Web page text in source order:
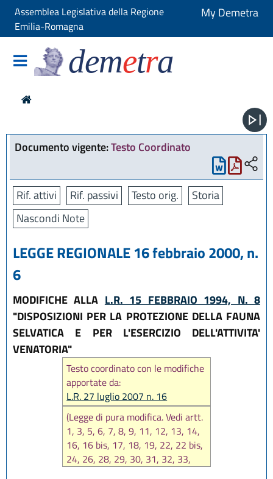
Assemblea Legislativa della Regione
Emilia-Romagna
My Demetra
demetra
Documento vigente:Testo Coordinato
Rif. attivi Rif. passivi Testo orig.
Storia
Nascondi Note
LEGGE REGIONALE 16 febbraio 2000, n.
6
MODIFICHE ALLA L.R. 15 FEBBRAIO 1994, N. 8
"DISPOSIZIONI PER LA PROTEZIONE DELLA FAUNA
SELVATICA E PER L'ESERCIZIO DELL'ATTIVITA'
VENATORIA"
Testo coordinato con le modifiche
apportate da:
L.R. 27 luglio 2007 n. 16
(Legge di pura modifica. Vedi artt.
1, 3, 5, 6, 7, 8, 9, 11, 12, 13, 14,
16, 16 bis, 17, 18, 19, 22, 22 bis,
24, 26, 28, 29, 30, 31, 32, 33,